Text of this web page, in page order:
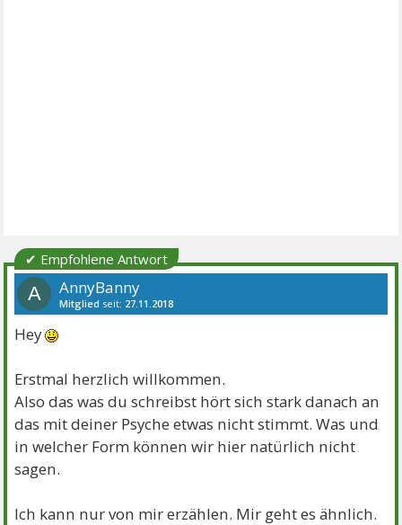
✔ Empfohlene Antwort
A AnnyBanny
Mitglied seit: 27.11.2018
Hey
Erstmal herzlich willkommen.
Also das was du schreibst hört sich stark danach an
das mit deiner Psyche etwas nicht stimmt. Was und
in welcher Form können wir hier natürlich nicht
sagen.
Ich kann nur von mir erzählen. Mir geht es ähnlich.